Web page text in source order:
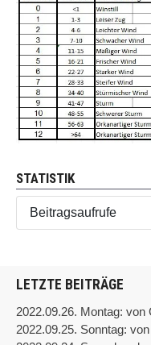
STATISTIK
Beitragsaufrufe
LETZTE BEITRÄGE
2022.09.26. Montag:
2022.09.25. Sonntag: